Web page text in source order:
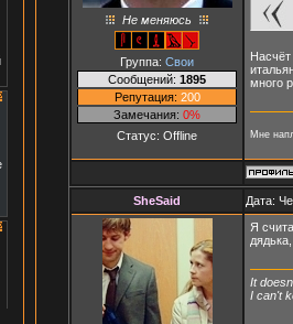
Не меняюсь
Группа: Свои
Сообщений: 1895
Репутация: 200
Замечания: 0%
Статус: Offline
много
Мне
SheSaid Дата:
Я
It
I can't